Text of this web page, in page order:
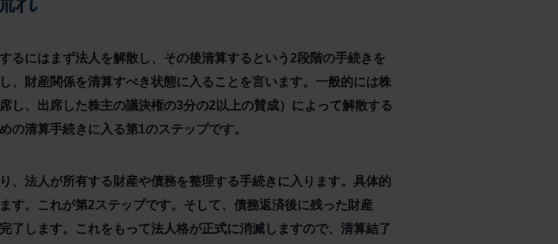
るにはまず法人を解散し、その後清算するという2段階の手続きを
、財産関係を清算すべき状態に入ることを言います。一般的には株
し、出席した株主の議決権の3分の2以上の賛成）によって解散する
の清算手続きに入る第1のステップです。
、法人が所有する財産や債務を整理する手続きに入ります。具体的
す。これが第2ステップです。そして、債務返済後に残った財産
了します。これをもって法人格が正式に消滅しますので、清算結了